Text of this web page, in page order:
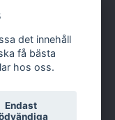
det innehåll
få bästa
hos oss.
Endast